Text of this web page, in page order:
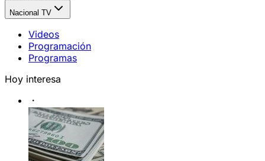
Nacional TV
Videos
Programación
Programas
Hoy interesa